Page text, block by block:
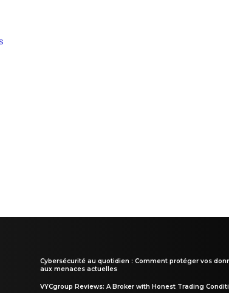
Cybersécurité au quotidien : Comment protéger vos
aux menaces actuelles
VYCgroup Reviews: A Broker with Honest Trading